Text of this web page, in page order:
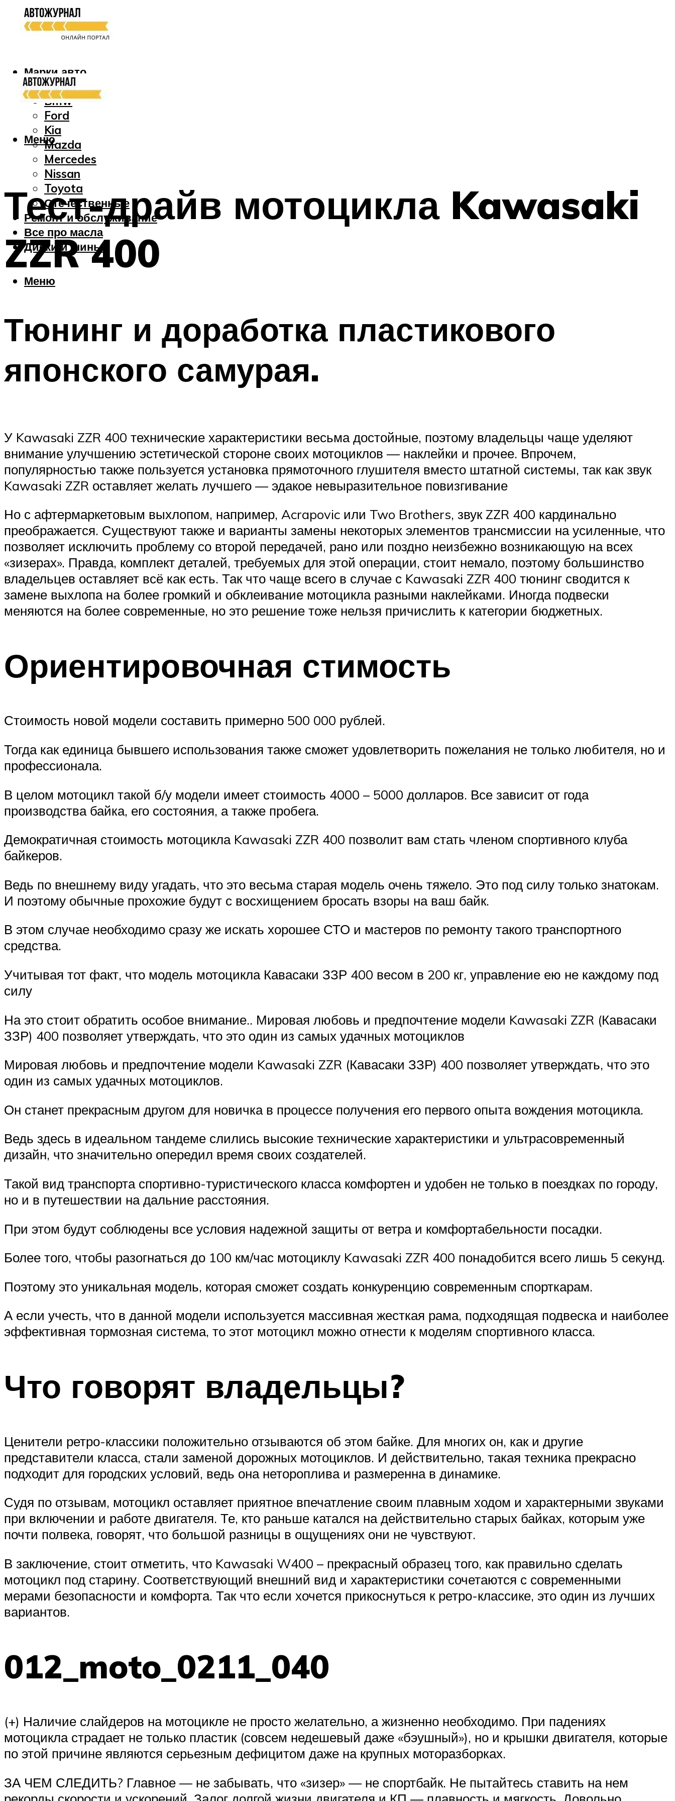
Марки авто
Audi
Bmw
Ford
Kia
Mazda
Mercedes
Nissan
Toyota
Отечественные
Ремонт и обслуживание
Все про масла
Диски и шины
Меню
Меню
Тест-драйв мотоцикла Kawasaki
ZZR 400
Тюнинг и доработка пластикового
японского самурая.
У Kawasaki ZZR 400 технические характеристики весьма достойные, поэтому владельцы чаще уделяют
внимание улучшению эстетической стороне своих мотоциклов — наклейки и прочее. Впрочем,
популярностью также пользуется установка прямоточного глушителя вместо штатной системы, так как звук
Kawasaki ZZR оставляет желать лучшего — эдакое невыразительное повизгивание
Но с афтермаркетовым выхлопом, например, Acrapovic или Two Brothers, звук ZZR 400 кардинально
преображается. Существуют также и варианты замены некоторых элементов трансмиссии на усиленные, что
позволяет исключить проблему со второй передачей, рано или поздно неизбежно возникающую на всех
«зизерах». Правда, комплект деталей, требуемых для этой операции, стоит немало, поэтому большинство
владельцев оставляет всё как есть. Так что чаще всего в случае с Kawasaki ZZR 400 тюнинг сводится к
замене выхлопа на более громкий и обклеивание мотоцикла разными наклейками. Иногда подвески
меняются на более современные, но это решение тоже нельзя причислить к категории бюджетных.
Ориентировочная стимость
Стоимость новой модели составить примерно 500 000 рублей.
Тогда как единица бывшего использования также сможет удовлетворить пожелания не только любителя, но и
профессионала.
В целом мотоцикл такой б/у модели имеет стоимость 4000 – 5000 долларов. Все зависит от года
производства байка, его состояния, а также пробега.
Демократичная стоимость мотоцикла Kawasaki ZZR 400 позволит вам стать членом спортивного клуба
байкеров.
Ведь по внешнему виду угадать, что это весьма старая модель очень тяжело. Это под силу только знатокам.
И поэтому обычные прохожие будут с восхищением бросать взоры на ваш байк.
В этом случае необходимо сразу же искать хорошее СТО и мастеров по ремонту такого транспортного
средства.
Учитывая тот факт, что модель мотоцикла Кавасаки ЗЗР 400 весом в 200 кг, управление ею не каждому под
силу
На это стоит обратить особое внимание.. Мировая любовь и предпочтение модели Kawasaki ZZR (Кавасаки
ЗЗР) 400 позволяет утверждать, что это один из самых удачных мотоциклов
Мировая любовь и предпочтение модели Kawasaki ZZR (Кавасаки ЗЗР) 400 позволяет утверждать, что это
один из самых удачных мотоциклов.
Он станет прекрасным другом для новичка в процессе получения его первого опыта вождения мотоцикла.
Ведь здесь в идеальном тандеме слились высокие технические характеристики и ультрасовременный
дизайн, что значительно опередил время своих создателей.
Такой вид транспорта спортивно-туристического класса комфортен и удобен не только в поездках по городу,
но и в путешествии на дальние расстояния.
При этом будут соблюдены все условия надежной защиты от ветра и комфортабельности посадки.
Более того, чтобы разогнаться до 100 км/час мотоциклу Kawasaki ZZR 400 понадобится всего лишь 5 секунд.
Поэтому это уникальная модель, которая сможет создать конкуренцию современным спорткарам.
А если учесть, что в данной модели используется массивная жесткая рама, подходящая подвеска и наиболее
эффективная тормозная система, то этот мотоцикл можно отнести к моделям спортивного класса.
Что говорят владельцы?
Ценители ретро-классики положительно отзываются об этом байке. Для многих он, как и другие
представители класса, стали заменой дорожных мотоциклов. И действительно, такая техника прекрасно
подходит для городских условий, ведь она нетороплива и размеренна в динамике.
Судя по отзывам, мотоцикл оставляет приятное впечатление своим плавным ходом и характерными звуками
при включении и работе двигателя. Те, кто раньше катался на действительно старых байках, которым уже
почти полвека, говорят, что большой разницы в ощущениях они не чувствуют.
В заключение, стоит отметить, что Kawasaki W400 – прекрасный образец того, как правильно сделать
мотоцикл под старину. Соответствующий внешний вид и характеристики сочетаются с современными
мерами безопасности и комфорта. Так что если хочется прикоснуться к ретро-классике, это один из лучших
вариантов.
012_moto_0211_040
(+) Наличие слайдеров на мотоцикле не просто желательно, а жизненно необходимо. При падениях
мотоцикла страдает не только пластик (совсем недешевый даже «бэушный»), но и крышки двигателя, которые
по этой причине являются серьезным дефицитом даже на крупных моторазборках.
ЗА ЧЕМ СЛЕДИТЬ? Главное — не забывать, что «зизер» — не спортбайк. Не пытайтесь ставить на нем